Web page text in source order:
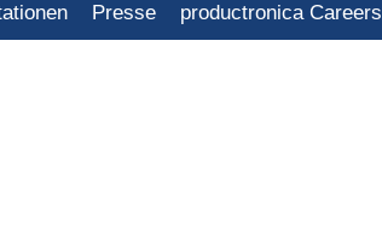
Presse productronica Careers